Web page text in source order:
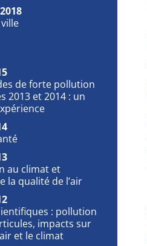
de forte pollution
2013 et 2014 : un
au climat et
la qualité de l’air
: pollution
impacts sur
et le climat